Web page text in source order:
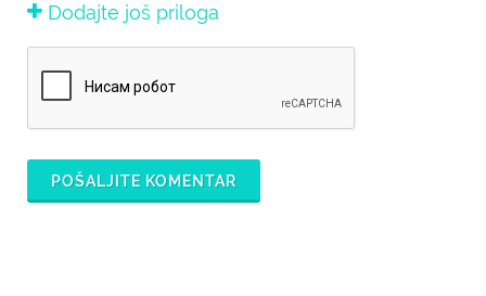
Dodajte još priloga
POŠALJITE KOMENTAR